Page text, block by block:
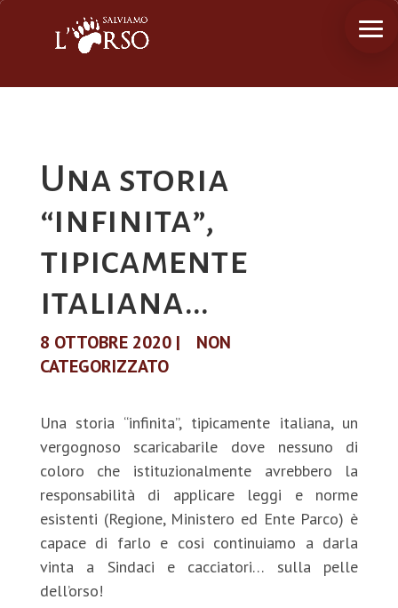
Una storia
“infinita”,
tipicamente
italiana…
8 OTTOBRE 2020|
NON
CATEGORIZZATO
Una storia “infinita”, tipicamente italiana, un
vergognoso scaricabarile dove nessuno di
coloro che istituzionalmente avrebbero la
responsabilità di applicare leggi e norme
esistenti (Regione, Ministero ed Ente Parco) è
capace di farlo e cosi continuiamo a darla
vinta a Sindaci e cacciatori… sulla pelle
dell’orso!